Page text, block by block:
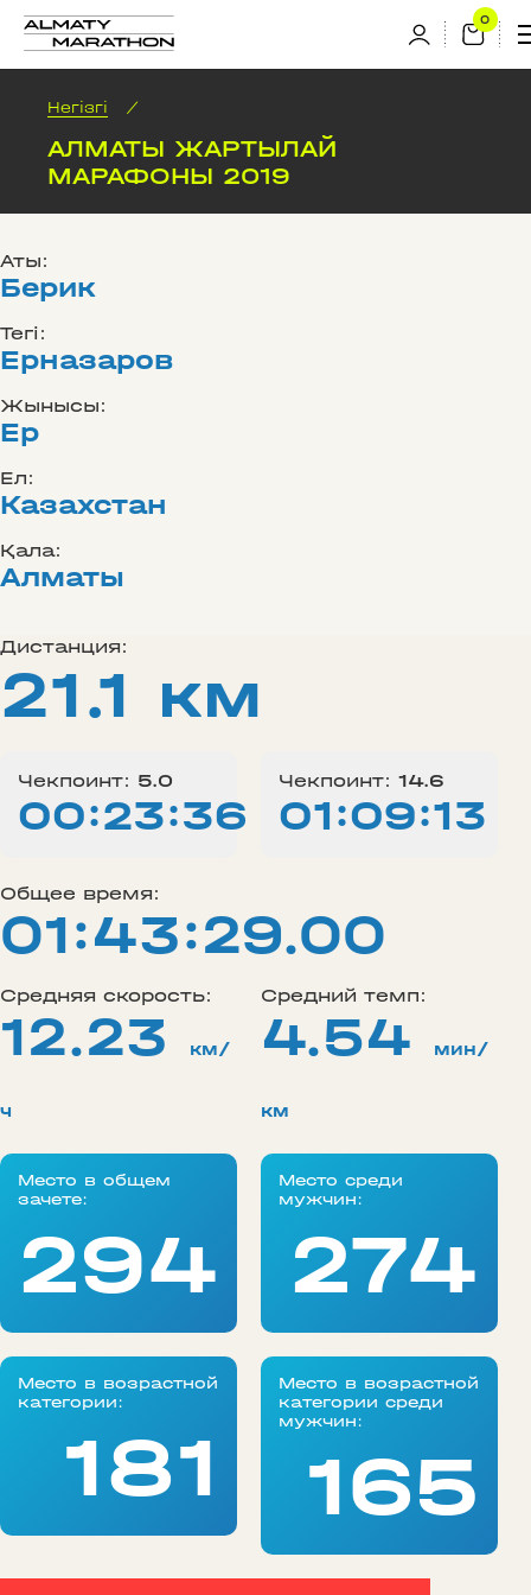
Негізгі /
АЛМАТЫ ЖАРТЫЛАЙ
МАРАФОНЫ 2019
Аты:
Берик
Тегі:
Ерназаров
Жынысы:
Ер
Ел:
Казахстан
Қала:
Алматы
Дистанция:
21.1 км
Чекпоинт: 5.0
00:23:36
Чекпоинт: 14.6
01:09:13
Общее время:
01:43:29.00
Средняя скорость:
12.23 км/
ч
Средний темп:
4.54 мин/
км
Место в общем
зачете:
294
Место среди
мужчин:
274
Место в возрастной
категории:
181
Место в возрастной
категории среди
мужчин:
165